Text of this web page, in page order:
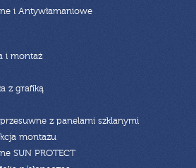
i Antywłamaniowe
i montaż
z grafiką
z panelami szklanymi
montażu
SUN PROTECT